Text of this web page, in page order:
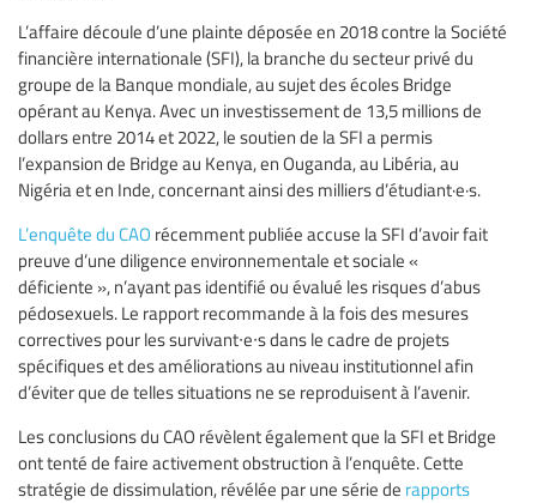
L’affaire découle d’une plainte déposée en 2018 contre la Société
financière internationale (SFI), la branche du secteur privé du
groupe de la Banque mondiale, au sujet des écoles Bridge
opérant au Kenya. Avec un investissement de 13,5 millions de
dollars entre 2014 et 2022, le soutien de la SFI a permis
l’expansion de Bridge au Kenya, en Ouganda, au Libéria, au
Nigéria et en Inde, concernant ainsi des milliers d’étudiant·e·s.
L’enquête du CAO récemment publiée accuse la SFI d’avoir fait
preuve d’une diligence environnementale et sociale «
déficiente », n’ayant pas identifié ou évalué les risques d’abus
pédosexuels. Le rapport recommande à la fois des mesures
correctives pour les survivant∙e∙s dans le cadre de projets
spécifiques et des améliorations au niveau institutionnel afin
d’éviter que de telles situations ne se reproduisent à l’avenir.
Les conclusions du CAO révèlent également que la SFI et Bridge
ont tenté de faire activement obstruction à l’enquête. Cette
stratégie de dissimulation, révélée par une série de rapports